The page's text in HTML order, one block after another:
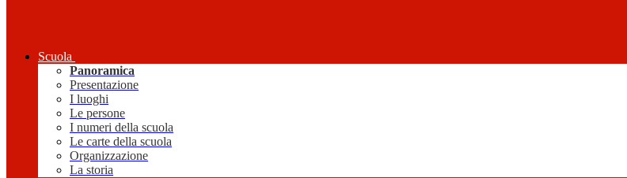
Scuola
Panoramica
Presentazione
I luoghi
Le persone
I numeri della scuola
Le carte della scuola
Organizzazione
La storia